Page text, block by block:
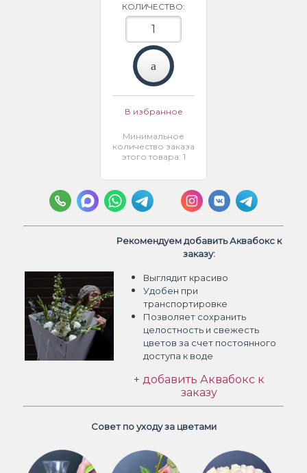
КОЛИЧЕСТВО:
В избранное
Минимальное
количество заказа
этого товара: 1
Рекомендуем добавить Аквабокс к
заказу:
Выглядит красиво
Удобен при
транспортировке
Позволяет сохранить
целостность и свежесть
цветов за счет постоянного
доступа к воде
+ добавить Аквабокс к
заказу
Совет по уходу за цветами